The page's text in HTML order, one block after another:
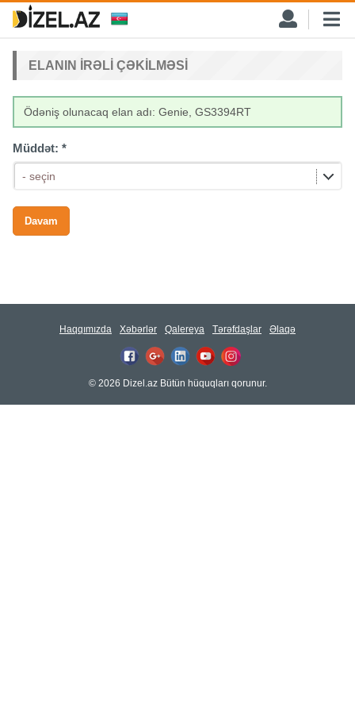
ELANIN IRƏLI ÇƏKILMƏSI
Ödəniş olunacaq elan adı: Genie, GS3394RT
Müddət: *
- seçin
Haqqımızda Xəbərlər Qalereya Tərəfdaşlar Əlaqə
© 2026 Dizel.az Bütün hüquqları qorunur.